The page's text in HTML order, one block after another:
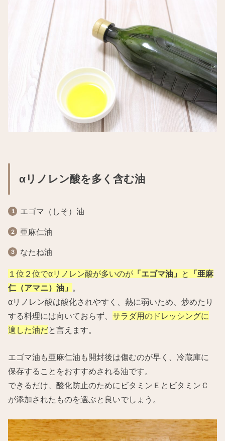
αリノレン酸を多く含む油
エゴマ（しそ）油
亜麻仁油
なたね油
１位２位でαリノレン酸が多いのが 「エゴマ油」 と
「亜麻
仁（アマニ）油」 。
αリノレン酸は酸化されやすく、熱に弱いため、炒めたり
する料理には向いておらず、サラダ用のドレッシングに
適した油だと言えます。
エゴマ油も亜麻仁油も開封後は傷むのが早く、冷蔵庫に
保存することをおすすめされる油です。
できるだけ、酸化防止のためにビタミンＥとビタミンＣ
が添加されたものを選ぶと良いでしょう。